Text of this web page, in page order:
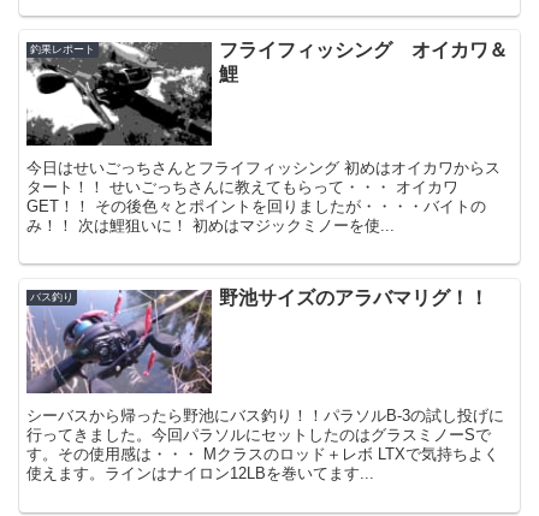
釣果レポート
フライフィッシング オイカワ＆
鯉
今日はせいごっちさんとフライフィッシング 初めはオイカワからス
タート！！ せいごっちさんに教えてもらって・・・ オイカワ
GET！！ その後色々とポイントを回りましたが・・・・バイトの
み！！ 次は鯉狙いに！ 初めはマジックミノーを使...
バス釣り 野池サイズのアラバマリグ！！
シーバスから帰ったら野池にバス釣り！！パラソルB-3の試し投げに
行ってきました。今回パラソルにセットしたのはグラスミノーSで
す。その使用感は・・・ Mクラスのロッド＋レボ LTXで気持ちよく
使えます。ラインはナイロン12LBを巻いてます...